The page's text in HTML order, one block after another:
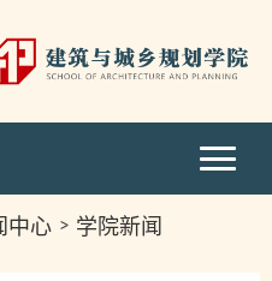
中心 学院新闻